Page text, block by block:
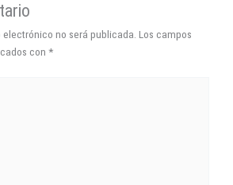
no será publicada. Los campos
con *